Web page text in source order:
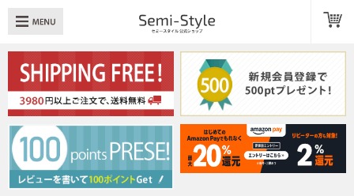
：透明扉 引き出し LED
へ戻る
品一覧